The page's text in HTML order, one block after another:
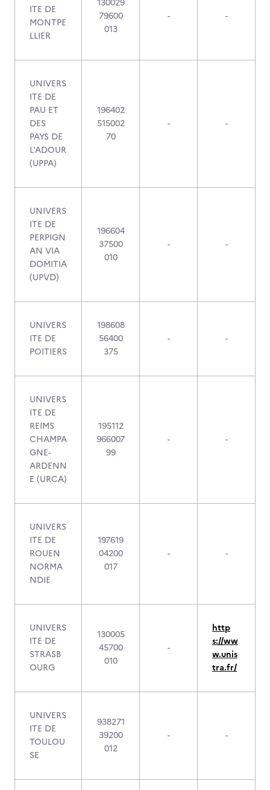
ITE DE
MONTPE
LLIER
130029
79600
013
- -
UNIVERS
ITE DE
PAU ET
DES
PAYS DE
L'ADOUR
(UPPA)
196402
515002
70
- -
UNIVERS
ITE DE
PERPIGN
AN VIA
DOMITIA
(UPVD)
196604
37500
010
- -
UNIVERS
ITE DE
POITIERS
198608
56400
375
- -
UNIVERS
ITE DE
REIMS
CHAMPA
GNE-
ARDENN
E (URCA)
195112
966007
99
- -
UNIVERS
ITE DE
ROUEN
NORMA
NDIE
197619
04200
017
- -
UNIVERS
ITE DE
STRASB
OURG
130005
45700
010
-
http
s://ww
w.unis
tra.fr/
UNIVERS
ITE DE
TOULOU
SE
938271
39200
012
- -